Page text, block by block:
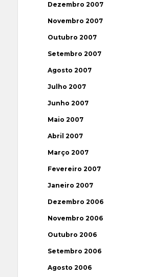
Dezembro 2007
Novembro 2007
Outubro 2007
Setembro 2007
Agosto 2007
Julho 2007
Junho 2007
Maio 2007
Abril 2007
Março 2007
Fevereiro 2007
Janeiro 2007
Dezembro 2006
Novembro 2006
Outubro 2006
Setembro 2006
Agosto 2006